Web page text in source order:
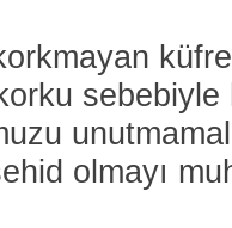
sebebiyle
olmayı